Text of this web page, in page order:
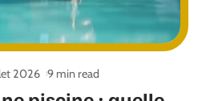
2026 9 min read